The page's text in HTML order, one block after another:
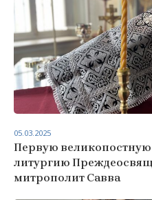
Первую
литургию
митрополит Савва
05.03.2025